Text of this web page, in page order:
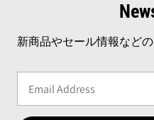
新商品やセール情報など